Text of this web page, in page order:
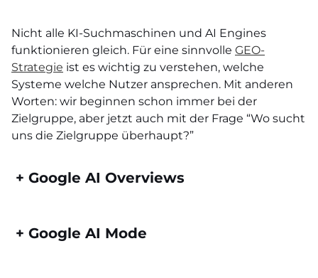
Nicht alle KI-Suchmaschinen und AI Engines
funktionieren gleich. Für eine sinnvolle GEO-
Strategie ist es wichtig zu verstehen, welche
Systeme welche Nutzer ansprechen. Mit anderen
Worten: wir beginnen schon immer bei der
Zielgruppe, aber jetzt auch mit der Frage “Wo sucht
uns die Zielgruppe überhaupt?”
+ Google AI Overviews
+ Google AI Mode